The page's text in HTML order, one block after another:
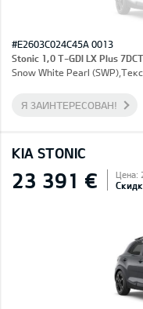
#E2603C024C45A 0013
Stonic 1,0 T-GDI LX Plus 7DCT
Snow White Pearl
Я ЗАИНТЕРЕСОВАН!
KIA STONIC
23 391 € Цена: